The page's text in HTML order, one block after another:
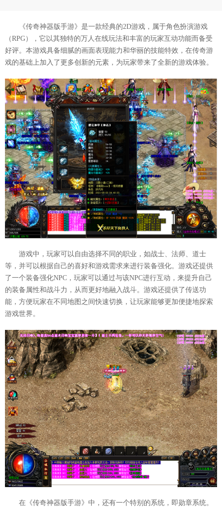
《传奇神器版手游》是一款经典的2D游戏，属于角色扮演游戏
（RPG），它以其独特的万人在线玩法和丰富的玩家互动功能而备受
好评。本游戏具备细腻的画面表现能力和华丽的技能特效，在传奇游
戏的基础上加入了更多创新的元素，为玩家带来了全新的游戏体验。
游戏中，玩家可以自由选择不同的职业，如战士、法师、道士
等，并可以根据自己的喜好和游戏需求来进行装备强化。游戏还提供
了一个装备强化NPC，玩家可以通过与该NPC进行互动，来提升自己
的装备属性和战斗力，从而更好地融入战斗。游戏还提供了传送功
能，方便玩家在不同地图之间快速切换，让玩家能够更加便捷地探索
游戏世界。
在《传奇神器版手游》中，还有一个特别的系统，即勋章系统。